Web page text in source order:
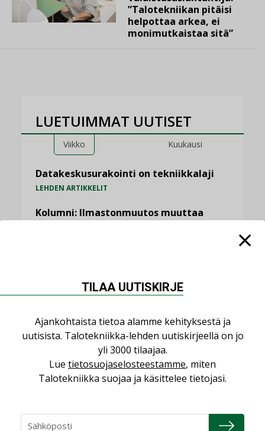
”Talotekniikan pitäisi
helpottaa arkea, ei
monimutkaistaa sitä”
LUETUIMMAT UUTISET
Viikko Kuukausi
Datakeskusurakointi on tekniikkalaji
LEHDEN ARTIKKELIT
Kolumni: Ilmastonmuutos muuttaa
AJANKOHTAISTA,TILAAJILLE
Jarno Hacklin Cervin yrityskaupasta:
”Asiakkaat hakevat kumppaneita, jotka
yhdistävät useita teknisiä osaamisalueita
saman katon alle”
AJANKOHTAISTA
LEHDEN ARTIKKELIT
TILAA UUTISKIRJE
Ajankohtaista tietoa alamme kehityksestä ja
uutisista. Talotekniikka-lehden uutiskirjeellä on jo
yli 3000 tilaajaa.
Lue tietosuojaselosteestamme, miten
Talotekniikka suojaa ja käsittelee tietojasi.